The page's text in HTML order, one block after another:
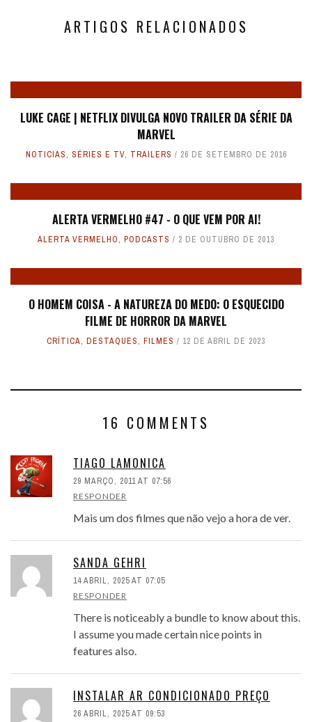
ARTIGOS RELACIONADOS
LUKE CAGE | NETFLIX DIVULGA NOVO TRAILER DA SÉRIE DA
MARVEL
NOTICIAS, SÉRIES E TV, TRAILERS 26 DE SETEMBRO DE 2016
ALERTA VERMELHO #47 - O QUE VEM POR AI!
ALERTA VERMELHO, PODCASTS 2 DE OUTUBRO DE 2013
O HOMEM COISA - A NATUREZA DO MEDO: O ESQUECIDO
FILME DE HORROR DA MARVEL
CRÍTICA, DESTAQUES, FILMES 12 DE ABRIL DE 2023
16 COMMENTS
TIAGO LAMONICA
29 MARÇO, 2011 AT 07:56
RESPONDER
Mais um dos filmes que não vejo a hora de ver.
SANDA GEHRI
14 ABRIL, 2025 AT 07:05
RESPONDER
There is noticeably a bundle to know about this.
I assume you made certain nice points in
features also.
INSTALAR AR CONDICIONADO PREÇO
26 ABRIL, 2025 AT 09:53